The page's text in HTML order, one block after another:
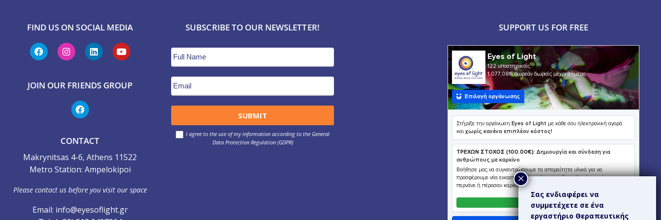
FIND US ON SOCIAL MEDIA
JOIN OUR FRIENDS GROUP
CONTACT
Makrynitsas 4-6, Athens 11522
Metro Station: Ampelokipoi
Please contact us before you visit our space
Email: info@eyesoflight.gr
SUBSCRIBE TO OUR NEWSLETTER!
I agree to the use of my information according to the General
Data Protection Regulation (GDPR)
SUPPORT US FOR FREE
Σας ενδιαφέρει να
συμμετέχετε σε ένα
εργαστήριο Θεραπευτικής